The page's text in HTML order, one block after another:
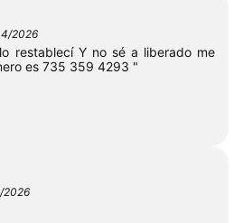
2026
restablecí Y no sé a liberado me
es 735 359 4293 "
2026